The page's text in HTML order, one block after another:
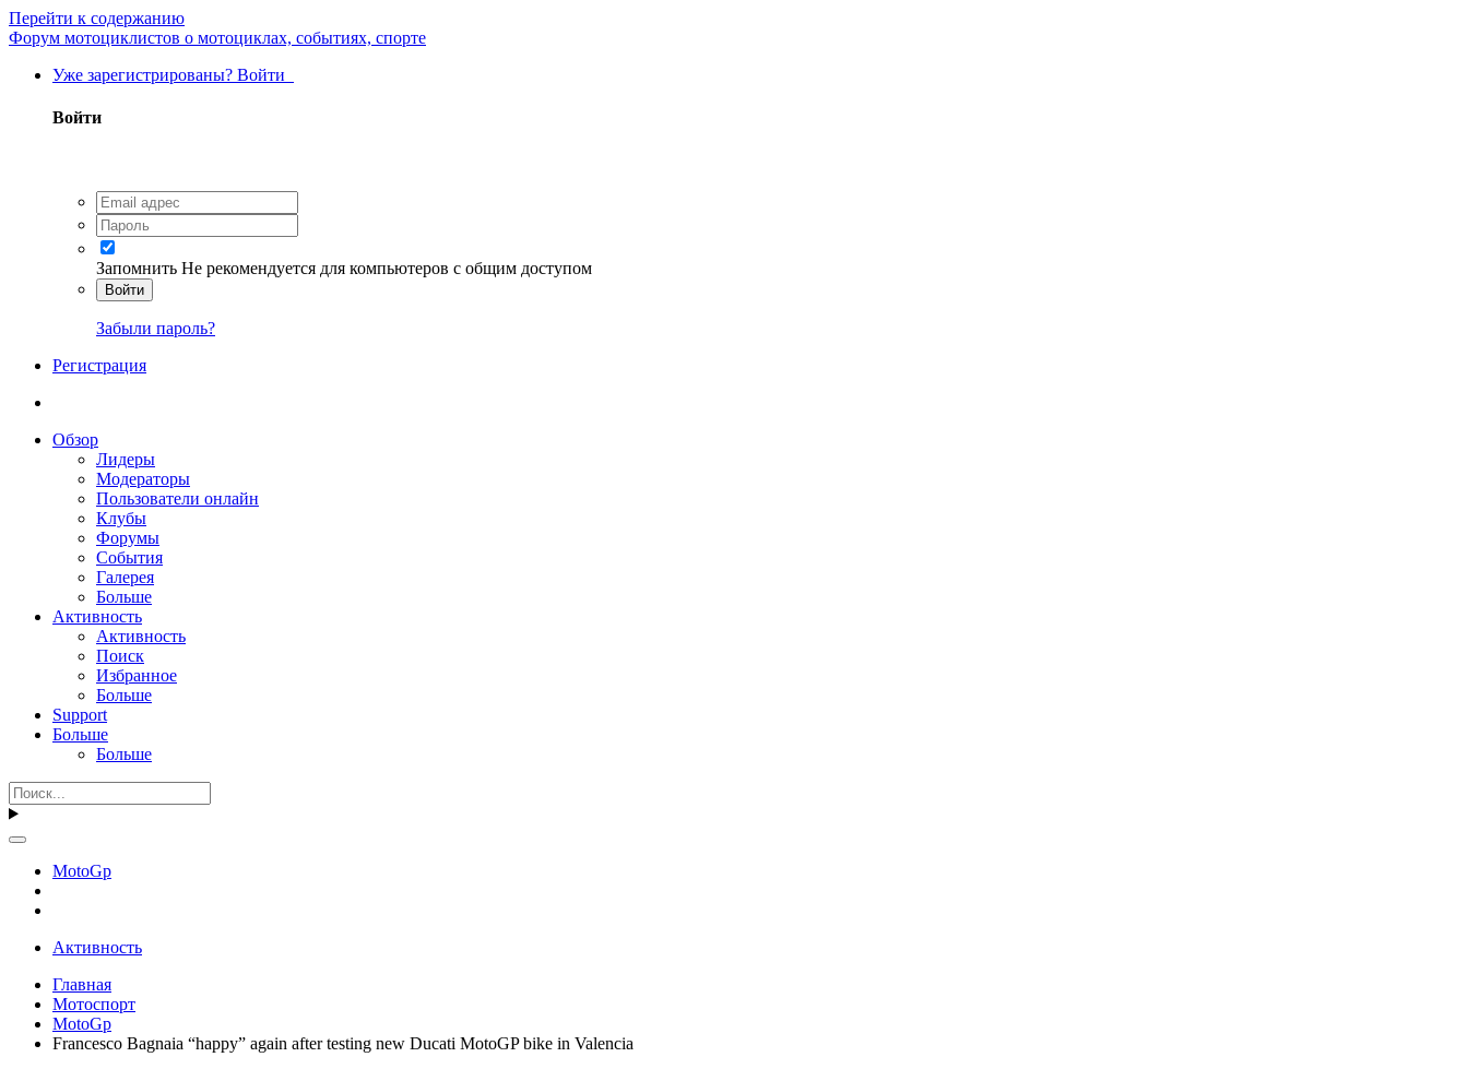
Перейти к содержанию
Форум мотоциклистов о мотоциклах, событиях, спорте
Уже зарегистрированы? Войти
Войти
Запомнить Не рекомендуется для компьютеров с общим доступом
Войти
Забыли пароль?
Регистрация
Обзор
Лидеры
Модераторы
Пользователи онлайн
Клубы
Форумы
События
Галерея
Больше
Активность
Активность
Поиск
Избранное
Больше
Support
Больше
Больше
MotoGp
Активность
Главная
Мотоспорт
MotoGp
Francesco Bagnaia “happy” again after testing new Ducati MotoGP bike in Valencia